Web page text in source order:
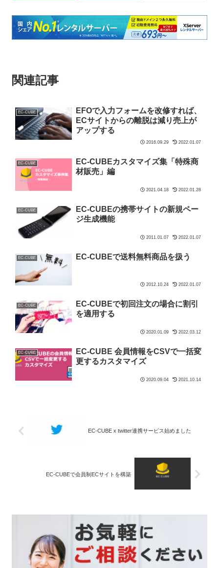
関連記事
EC-CUBE
EFOで入力フォームを改修すれば、
ECサイトからの離脱は減り売上が
アップする
2016.09.29 2022.01.07
EC-CUBE
EC-CUBEカスタマイズ集「特殊商
材販売」編
2021.04.18 2022.01.28
EC-CUBE
EC-CUBEの携帯サイトの新規ペー
ジ生成機能
2011.01.07 2022.01.07
EC-CUBE EC-CUBEで送料無料商品を扱う
2012.10.24 2022.01.07
EC-CUBE
EC-CUBEで初回注文の場合に割引
を適用する
2020.01.09 2022.03.12
EC-CUBE
EC-CUBE 会員情報をCSVで一括変
更するカスタマイズ
2020.09.04 2021.10.14
EC-CUBE x twitter連携サービス始めました
EC-CUBEで会員制ECサイトを構築